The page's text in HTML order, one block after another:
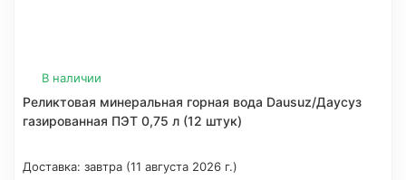
В наличии
Реликтовая минеральная горная вода Dausuz/Даусуз
газированная ПЭТ 0,75 л (12 штук)
Доставка: завтра (11 августа 2026 г.)